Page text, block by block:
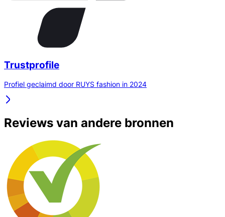
Trustprofile
Profiel geclaimd door RUYS fashion in 2024
Reviews van andere bronnen